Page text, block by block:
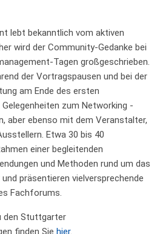
lebt bekanntlich vom aktiven
wird der Community-Gedanke bei
Tagen großgeschrieben.
der Vortragspausen und bei der
am Ende des ersten
zum Networking -
aber ebenso mit dem Veranstalter,
Etwa 30 bis 40
einer begleitenden
und Methoden rund um das
präsentieren vielversprechende
Fachforums.
den Stuttgarter
finden Sie hier.